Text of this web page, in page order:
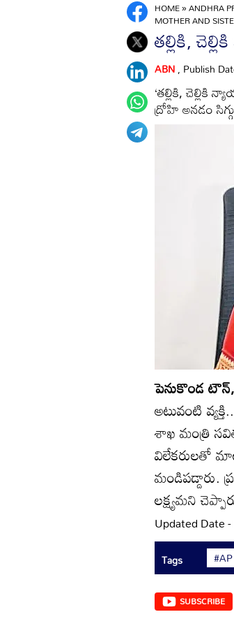
HOME»ANDHRA
MOTHER AND
తల్లికి,
ABN, Publish
‘తల్లికి, చెల్లికి
ద్రోహి అనడం
పెనుకొండ
అటువంటి
శాఖ మంత్రి
విలేకరులతో
మండిపడ్డారు.
లక్ష్యమని
Updated Date
Tags
SUBSCRIBE